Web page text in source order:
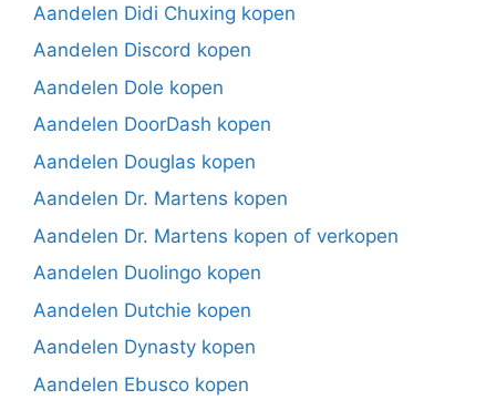
Aandelen Didi Chuxing kopen
Aandelen Discord kopen
Aandelen Dole kopen
Aandelen DoorDash kopen
Aandelen Douglas kopen
Aandelen Dr. Martens kopen
Aandelen Dr. Martens kopen of verkopen
Aandelen Duolingo kopen
Aandelen Dutchie kopen
Aandelen Dynasty kopen
Aandelen Ebusco kopen